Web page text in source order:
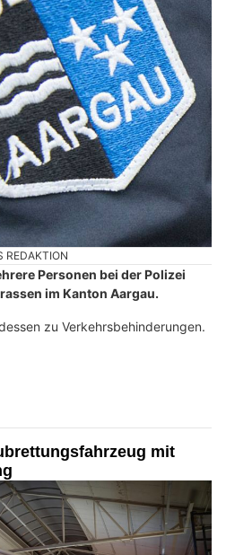
REDAKTION
Personen bei der Polizei
im Kanton Aargau.
zu Verkehrsbehinderungen.
mit